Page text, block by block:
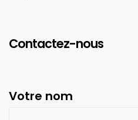
Contactez-nous
Votre nom